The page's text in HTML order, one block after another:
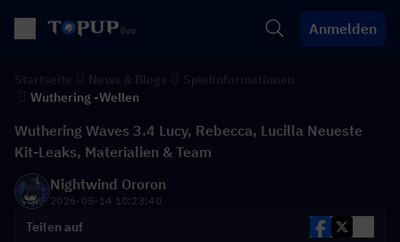
Anmelden
Wuthering -Wellen
Wuthering Waves 3.4 Lucy, Rebecca, Lucilla Neueste
Kit-Leaks, Materialien & Team
Nightwind Ororon
2026-05-14 10:23:40
Teilen auf